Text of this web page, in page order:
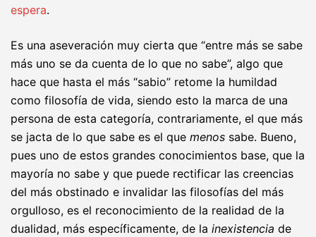
espera.
Es una aseveración muy cierta que “entre más se sabe
más uno se da cuenta de lo que no sabe”, algo que
hace que hasta el más “sabio” retome la humildad
como filosofía de vida, siendo esto la marca de una
persona de esta categoría, contrariamente, el que más
se jacta de lo que sabe es el que menos sabe. Bueno,
pues uno de estos grandes conocimientos base, que la
mayoría no sabe y que puede rectificar las creencias
del más obstinado e invalidar las filosofías del más
orgulloso, es el reconocimiento de la realidad de la
dualidad, más específicamente, de la inexistencia de